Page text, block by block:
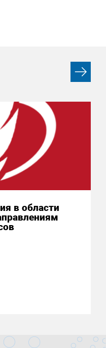
в области